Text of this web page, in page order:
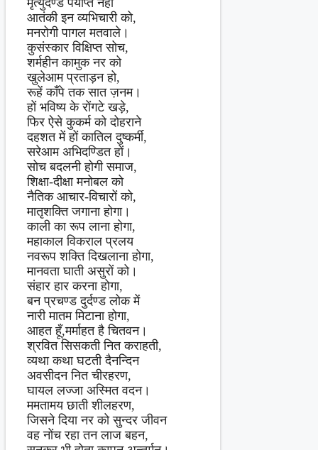
मृत्युदण्ड पर्याप्त नहीं
आतंकी इन व्यभिचारी को,
मनरोगी पागल मतवाले।
कुसंस्कार विक्षिप्त सोच,
शर्महीन कामुक नर को
खुलेआम प्रताड़न हो,
रूहें काँपे तक सात ज़नम।
हों भविष्य के रोंगटे खड़े,
फिर ऐसे कुकर्म को दोहराने
दहशत में हों कातिल दुष्कर्मी,
सरेआम अभिदण्डित हों।
सोच बदलनी होगी समाज,
शिक्षा-दीक्षा मनोबल को
नैतिक आचार-विचारों को,
मातृशक्ति जगाना होगा।
काली का रूप लाना होगा,
महाकाल विकराल प्रलय
नवरूप शक्ति दिखलाना होगा,
मानवता घाती असुरों को।
संहार हार करना होगा,
बन प्रचण्ड दुर्दण्ड लोक में
नारी मातम मिटाना होगा,
आहत हूँ,मर्माहत है चितवन।
श्रवित सिसकती नित कराहती,
व्यथा कथा घटती दैनन्दिन
अवसीदन नित चीरहरण,
घायल लज्जा अस्मित वदन।
ममतामय छाती शीलहरण,
जिसने दिया नर को सुन्दर जीवन
वह नोंच रहा तन लाज बहन,